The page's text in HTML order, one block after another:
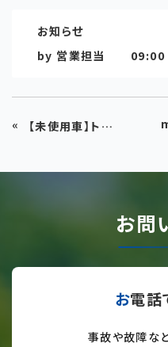
お知らせ
by 営業担当 09:00
« 【未使用車】トヨタ クラウンスポーツ HEV Z モデリスタフルエアロ入荷しました
お問
お電
事故や故障な